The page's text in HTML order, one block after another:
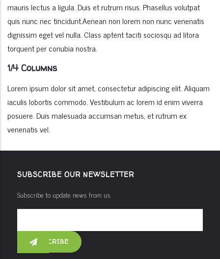
mauris lectus a ligula. Duis et rutrum risus. Phasellus volutpat
quis nunc nec tincidunt.Aenean non lorem non nunc venenatis
dignissim eget vel nulla. Class aptent taciti sociosqu ad litora
torquent per conubia nostra.
1/4 Columns
Lorem ipsum dolor sit amet, consectetur adipiscing elit. Aliquam
iaculis lobortis commodo. Vestibulum ac lorem id enim viverra
posuere. Duis malesuada accumsan metus, et rutrum ex
venenatis vel.
SUBSCRIBE OUR NEWSLETTER
Subscribe to update news from us